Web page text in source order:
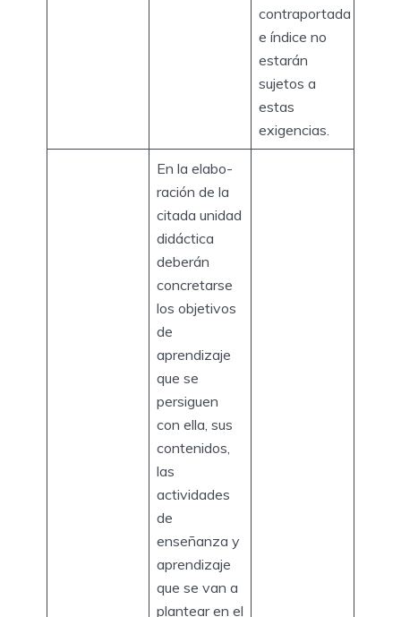
contraportada
e índice no
estarán
sujetos a
estas
exigencias.
En la elabo-
ración de la
citada unidad
didáctica
deberán
concretarse
los objetivos
de
aprendizaje
que se
persiguen
con ella, sus
contenidos,
las
actividades
de
enseñanza y
aprendizaje
que se van a
plantear en el